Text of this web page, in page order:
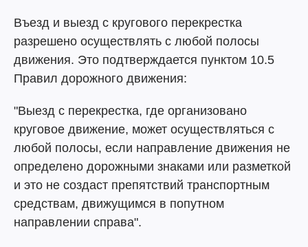
Въезд и выезд с кругового перекрестка
разрешено осуществлять с любой полосы
движения. Это подтверждается пунктом 10.5
Правил дорожного движения:
"Выезд с перекрестка, где организовано
круговое движение, может осуществляться с
любой полосы, если направление движения не
определено дорожными знаками или разметкой
и это не создаст препятствий транспортным
средствам, движущимся в попутном
направлении справа".